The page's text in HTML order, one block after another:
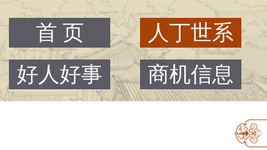
首 页
人丁世系
好人好事
商机信息